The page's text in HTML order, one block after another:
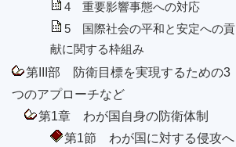
4 重要影響事態への対応
5 国際社会の平和と安定への貢
献に関する枠組み
第III部 防衛目標を実現するための3
つのアプローチなど
第1章 わが国自身の防衛体制
第1節 わが国に対する侵攻へ